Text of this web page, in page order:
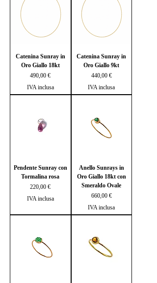
Catenina Sunray in
Oro Giallo 18kt
Prezzo
490,00 €
IVA inclusa
Catenina Sunray in
Oro Giallo 9kt
Prezzo
440,00 €
IVA inclusa
Pendente Sunray con
Tormalina rosa
Prezzo
220,00 €
IVA inclusa
Anello Sunrays in
Oro Giallo 18kt con
Smeraldo Ovale
Prezzo
660,00 €
IVA inclusa